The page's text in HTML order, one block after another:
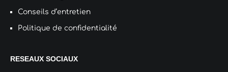
Conseils d’entretien
Politique de confidentialité
RESEAUX SOCIAUX